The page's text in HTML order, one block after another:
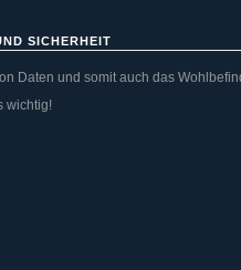
SICHERHEIT
Daten und somit auch das
wichtig!